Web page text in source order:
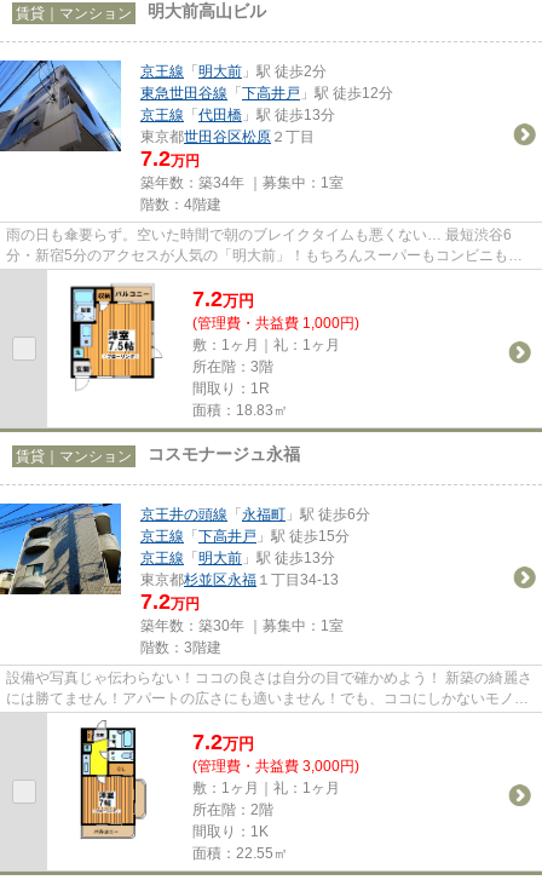
賃貸｜マンション 明大前高山ビル
京王線 「明大前 」駅 徒歩2分
東急世田谷線 「下高井戸 」駅 徒歩12分
京王線 「代田橋 」駅 徒歩13分
東京都世田谷区松原 ２丁目
7.2万円
築年数：築34年 ｜募集中： 1室
階数：4階建
雨の日も傘要らず。空いた時間で朝のブレイクタイムも悪くない… 最短渋谷6
分・新宿5分のアクセスが人気の「明大前」！もちろんスーパーもコンビニもド
ラッグストアも飲食店も…想像以上...
7.2万円
(管理費・共益費 1,000円)
敷：1ヶ月｜礼：1ヶ月
所在階：3階
間取り：1R
面積：18.83㎡
賃貸｜マンション コスモナージュ永福
京王井の頭線 「永福町 」駅 徒歩6分
京王線 「下高井戸 」駅 徒歩15分
京王線 「明大前 」駅 徒歩13分
東京都杉並区永福 １丁目34-13
7.2万円
築年数：築30年 ｜募集中： 1室
階数：3階建
設備や写真じゃ伝わらない！ココの良さは自分の目で確かめよう！ 新築の綺麗さ
には勝てません！アパートの広さにも適いません！でも、ココにしかないモノが
ある…静かな環境、ストレス...
7.2万円
(管理費・共益費 3,000円)
敷：1ヶ月｜礼：1ヶ月
所在階：2階
間取り：1K
面積：22.55㎡